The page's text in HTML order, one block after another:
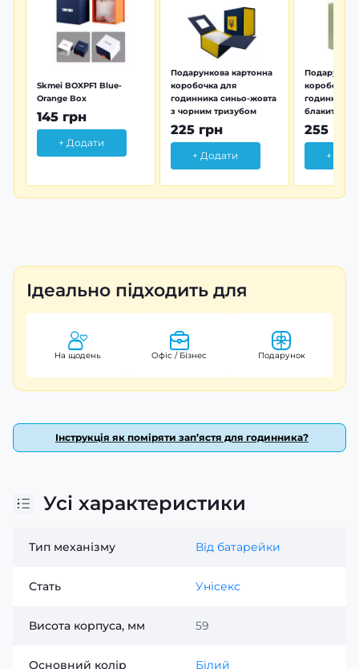
Skmei BOXPF1 Blue-
Orange Box
145 грн
+ Додати
Подарункова картонна
коробочка для
годинника синьо-жовта
з чорним тризубом
225 грн
+ Додати
коробочка
годинника
блакитна
255 грн
+
Ідеально підходить для
На щодень Офіс / Бізнес Подарунок
Інструкція як поміряти зап’ястя для годинника?
Усі характеристики
Тип механізму Від батарейки
Стать Унісекс
Висота корпуса, мм 59
Основний колір Білий